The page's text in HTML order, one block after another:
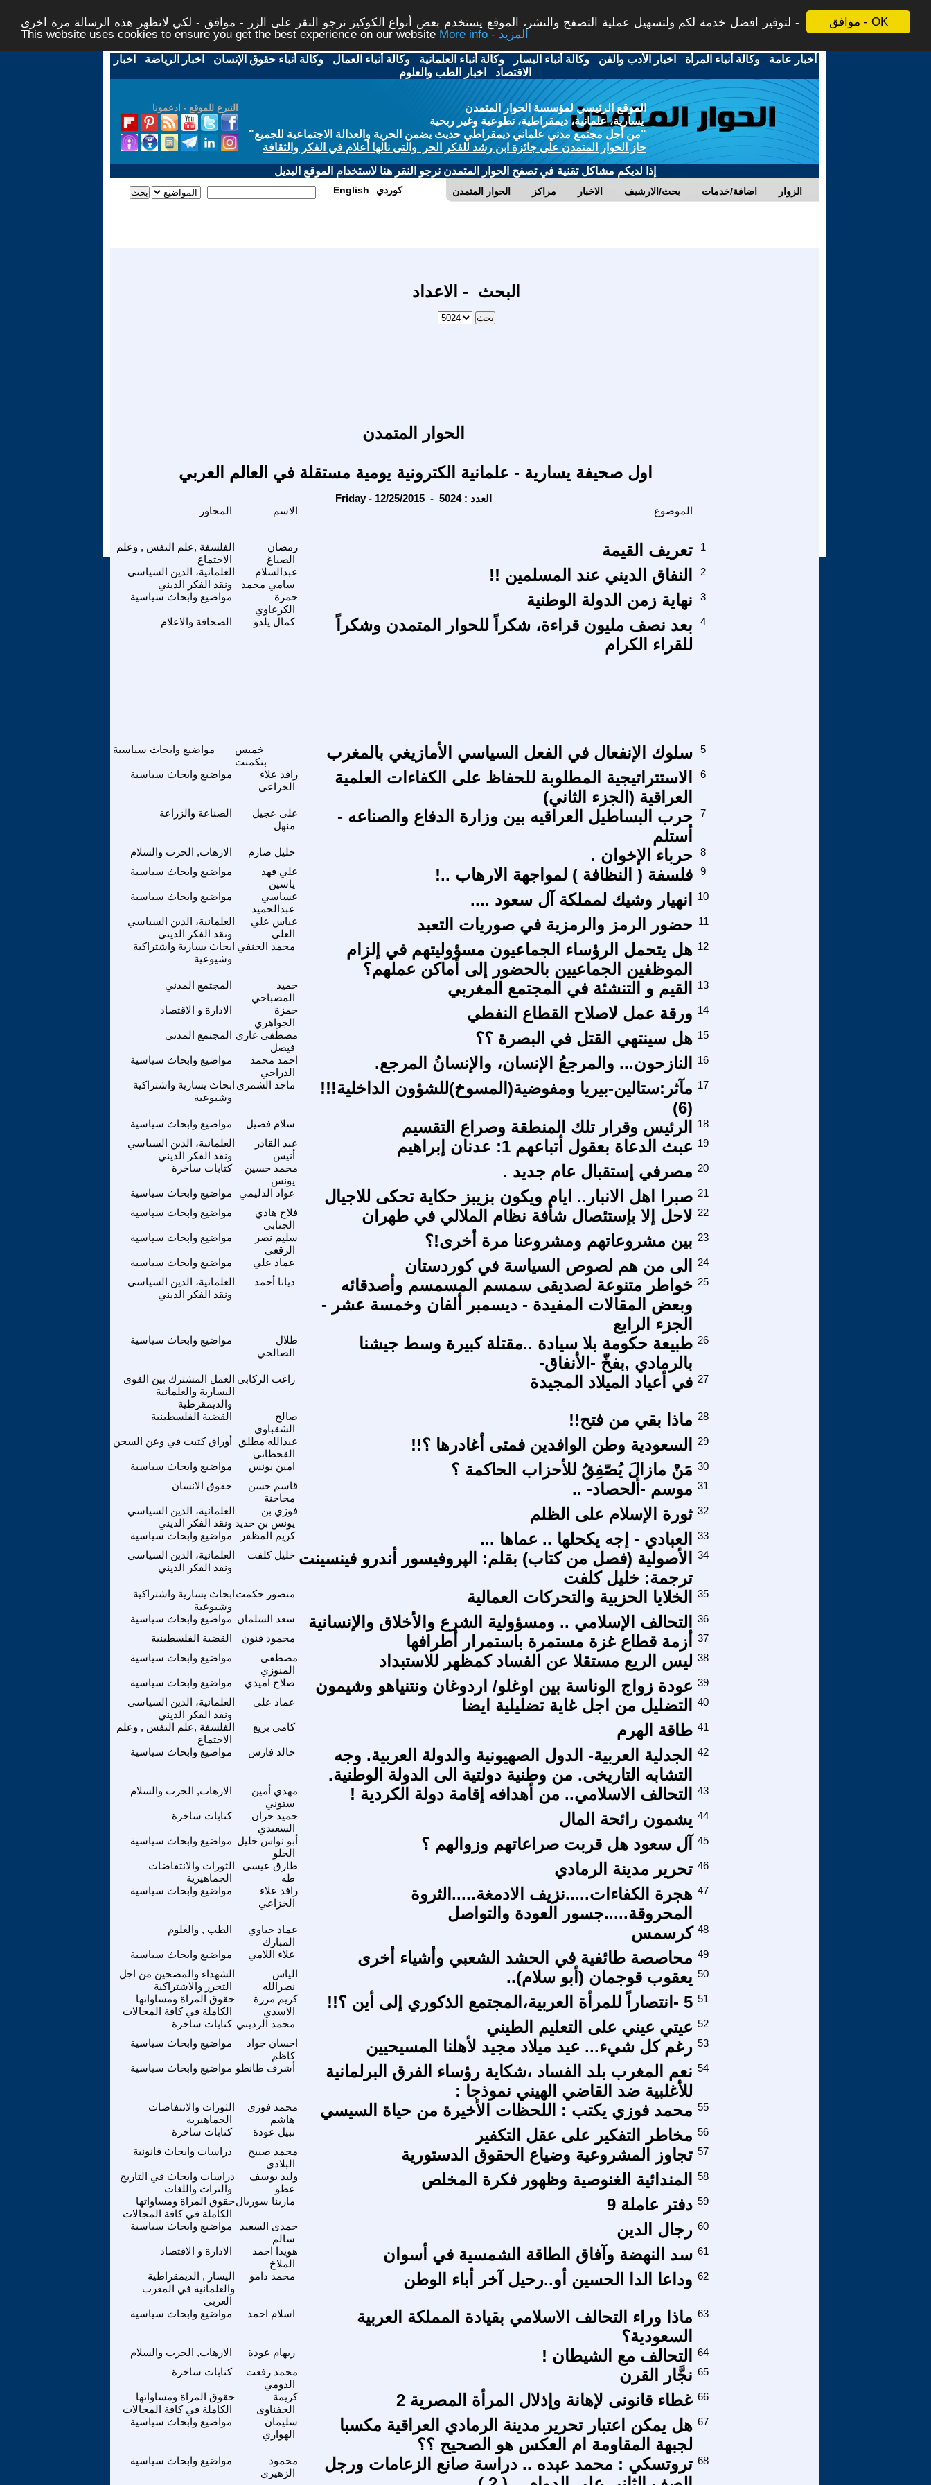
موافق - OK
لتوفير افضل خدمة لكم ولتسهيل عملية التصفح والنشر، الموقع يستخدم بعض أنواع الكوكيز نرجو النقر على الزر - موافق - لكي لاتظهر هذه الرسالة مرة اخرى -
This website uses cookies to ensure you get the best experience on our website
More info - المزيد
أخبار عامة -وكالة أنباء المرأة - اخبار الأدب والفن -وكالة أنباء اليسار -وكالة أنباء العلمانية -وكالة أنباء العمال -وكالة أنباء حقوق الإنسان - اخبار الرياضة - اخبار
الاقتصاد - اخبار الطب والعلوم
التبرع للموقع - ادعمونا
الموقع الرئيسي لمؤسسة الحوار المتمدن
يسارية، علمانية، ديمقراطية، تطوعية وغير ربحية
"من أجل مجتمع مدني علماني ديمقراطي حديث يضمن الحرية والعدالة الاجتماعية للجميع"
حاز الحوار المتمدن على جائزة ابن رشد للفكر الحر والتى نالها أعلام في الفكر والثقافة
إذا لديكم مشاكل تقنية في تصفح الحوار المتمدن نرجو النقر هنا لاستخدام الموقع البديل
الحوار المتمدن مراكز الاخبار بحث/الارشيف اضافة/خدمات الزوار English كوردي
البحث - الاعداد
الحوار المتمدن
اول صحيفة يسارية - علمانية الكترونية يومية مستقلة في العالم العربي
Friday - 12/25/2015 - العدد : 5024
الاسم الموضوع
الفلسفة ,علم النفس , وعلم
الاجتماع
رمضان
الصباغ
تعريف القيمة 1
العلمانية، الدين السياسي
ونقد الفكر الديني
عبدالسلام
سامي محمد
النفاق الديني عند المسلمين !! 2
مواضيع وابحاث سياسية
حمزة
الكرعاوي
نهاية زمن الدولة الوطنية 3
الصحافة والاعلام كمال يلدو
بعد نصف مليون قراءة، شكراً للحوار المتمدن وشكراً
للقراء الكرام
4
مواضيع وابحاث سياسية
خميس
بتكمنت
سلوك الإنفعال في الفعل السياسي الأمازيغي بالمغرب 5
مواضيع وابحاث سياسية
رافد علاء
الخزاعي
الاستتراتيجية المطلوبة للحفاظ على الكفاءات العلمية
العراقية (الجزء الثاني)
6
الصناعة والزراعة
على عجيل
منهل
حرب البساطيل العراقيه بين وزارة الدفاع والصناعه -
أستلم
7
الارهاب, الحرب والسلام خليل صارم حرباء الإخوان .
8
مواضيع وابحاث سياسية
علي فهد
ياسين
فلسفة ( النظافة ) لمواجهة الارهاب ..! 9
مواضيع وابحاث سياسية
عساسي
عبدالحميد
انهيار وشيك لمملكة آل سعود .... 10
العلمانية، الدين السياسي
ونقد الفكر الديني
عباس علي
العلي
حضور الرمز والرمزية في صوريات التعبد 11
ابحاث يسارية واشتراكية
وشيوعية
محمد الحنفي
هل يتحمل الرؤساء الجماعيون مسؤوليتهم في إلزام
الموظفين الجماعيين بالحضور إلى أماكن عملهم؟
12
المجتمع المدني
حميد
المصباحي
القيم و التنشئة في المجتمع المغربي 13
الادارة و الاقتصاد
حمزة
الجواهري
ورقة عمل لاصلاح القطاع النفطي 14
المجتمع المدني مصطفى غازي
فيصل
هل سينتهي القتل في البصرة ؟؟ 15
مواضيع وابحاث سياسية
احمد محمد
الدراجي
النازحون... والمرجعُ الإنسان، والإنسانُ المرجع. 16
ابحاث يسارية واشتراكية
وشيوعية
ماجد الشمري
مآثر:ستالين-بيريا ومفوضية(المسوخ)للشؤون الداخلية!!!
(6)
17
مواضيع وابحاث سياسية سلام فضيل الرئيس وقرار تلك المنطقة وصراع التقسيم
18
العلمانية، الدين السياسي
ونقد الفكر الديني
عبد القادر
أنيس
عبث الدعاة بعقول أتباعهم 1: عدنان إبراهيم 19
كتابات ساخرة
محمد حسين
يونس
مصرفي إستقبال عام جديد . 20
مواضيع وابحاث سياسية عواد الدليمي صبرا اهل الانبار.. ايام ويكون بزيبز حكاية تحكى للاجيال 21
مواضيع وابحاث سياسية
فلاح هادي
الجنابي
لاحل إلا بإستئصال شأفة نظام الملالي في طهران 22
مواضيع وابحاث سياسية
سليم نصر
الرقعي
بين مشروعاتهم ومشروعنا مرة أخرى!؟ 23
مواضيع وابحاث سياسية عماد علي الى من هم لصوص السياسة في كوردستان
24
العلمانية، الدين السياسي
ونقد الفكر الديني
ديانا أحمد
خواطر متنوعة لصديقى سمسم المسمسم وأصدقائه
وبعض المقالات المفيدة - ديسمبر ألفان وخمسة عشر -
الجزء الرابع
25
مواضيع وابحاث سياسية
طلال
الصالحي
طبيعة حكومة بلا سيادة ..مقتلة كبيرة وسط جيشنا
بالرمادي ,بفخّ -الأنفاق-
26
العمل المشترك بين القوى
اليسارية والعلمانية
والديمقرطية
راغب الركابي في أعياد الميلاد المجيدة 27
القضية الفلسطينية
صالح
الشقباوي
ماذا بقي من فتح!! 28
أوراق كتبت في وعن السجن
عبدالله مطلق
القحطاني
السعودية وطن الوافدين فمتى أغادرها ؟!! 29
مواضيع وابحاث سياسية امين يونس مَنْ مازالَ يُصّفِقُ للأحزاب الحاكمة ؟ 30
حقوق الانسان
قاسم حسن
محاجنة
موسم -ألحصاد- .. 31
العلمانية، الدين السياسي
ونقد الفكر الديني
فوزي بن
يونس بن حديد
ثورة الإسلام على الظلم 32
مواضيع وابحاث سياسية كريم المظفر العبادي - إجه يكحلها .. عماها ...
33
العلمانية، الدين السياسي
ونقد الفكر الديني
خليل كلفت الأصولية (فصل من كتاب) بقلم: الپروفيسور أندرو فينسينت
ترجمة: خليل كلفت
34
ابحاث يسارية واشتراكية
وشيوعية
منصور حكمت الخلايا الحزبية والتحركات العمالية 35
مواضيع وابحاث سياسية سعد السلمان التحالف الإسلامي .. ومسؤولية الشرع والأخلاق والإنسانية
36
القضية الفلسطينية
محمود فنون أزمة قطاع غزة مستمرة باستمرار أطرافها
37
مواضيع وابحاث سياسية
مصطفى
المنوزي
ليس الريع مستقلا عن الفساد كمظهر للاستبداد 38
مواضيع وابحاث سياسية صلاح اميدي عودة زواج الوناسة بين اوغلو/ اردوغان ونتنياهو وشيمون 39
العلمانية، الدين السياسي
ونقد الفكر الديني
عماد علي التضليل من اجل غاية تضليلية ايضا 40
الفلسفة ,علم النفس , وعلم
الاجتماع
كامي بزيع طاقة الهرم 41
مواضيع وابحاث سياسية خالد فارس
الجدلية العربية- الدول الصهيونية والدولة العربية. وجه
التشابه التاريخى. من وطنية دولتية الى الدولة الوطنية.
42
الارهاب, الحرب والسلام
مهدي أمين
ستوني
التحالف الاسلامي.. من أهدافه إقامة دولة الكردية ! 43
كتابات ساخرة
حميد حران
السعيدي
يشمون رائحة المال 44
مواضيع وابحاث سياسية أبو نواس خليل
الحلو
آل سعود هل قربت صراعاتهم وزوالهم ؟ 45
الثورات والانتفاضات
الجماهيرية
طارق عيسى
طه
تحرير مدينة الرمادي 46
مواضيع وابحاث سياسية
رافد علاء
الخزاعي
هجرة الكفاءات.....نزيف الادمغة.....الثروة
المحروقة.....جسور العودة والتواصل
47
الطب , والعلوم
عماد حياوي
المبارك
كرسمس 48
مواضيع وابحاث سياسية علاء اللامي محاصصة طائفية في الحشد الشعبي وأشياء أخرى 49
الشهداء والمضحين من اجل
التحرر والاشتراكية
الياس
نصرالله
يعقوب قوجمان (أبو سلام).. 50
حقوق المراة ومساواتها
الكاملة في كافة المجالات
كريم مرزة
الاسدي
5 -انتصاراً للمرأة العربية،المجتمع الذكوري إلى أين ؟!! 51
كتابات ساخرة محمد الرديني عيتي عيني على التعليم الطيني 52
مواضيع وابحاث سياسية
احسان جواد
كاظم
رغم كل شيء... عيد ميلاد مجيد لأهلنا المسيحيين 53
مواضيع وابحاث سياسية أشرف طانطو
نعم المغرب بلد الفساد ،شكاية رؤساء الفرق البرلمانية
للأغلبية ضد القاضي الهيني نموذجا :‏
54
الثورات والانتفاضات
الجماهيرية
محمد فوزي
هاشم
محمد فوزي يكتب : اللحظات الأخيرة من حياة السيسي 55
كتابات ساخرة نبيل عودة مخاطر التفكير على عقل التكفير 56
دراسات وابحاث قانونية
محمد صبيح
البلادي
تجاوز المشروعية وضياع الحقوق الدستورية 57
دراسات وابحاث في التاريخ
والتراث واللغات
وليد يوسف
عطو
المندائية الغنوصية وظهور فكرة المخلص 58
حقوق المراة ومساواتها
الكاملة في كافة المجالات
مارينا سوريال دفتر عاملة 9 59
مواضيع وابحاث سياسية
حمدى السعيد
سالم
رجال الدين 60
الادارة و الاقتصاد
هويدا احمد
الملاخ
سد النهضة وآفاق الطاقة الشمسية في أسوان 61
اليسار , الديمقراطية
والعلمانية في المغرب
العربي
محمد دامو وداعا الدا الحسين أو..رحيل آخر أباء الوطن 62
مواضيع وابحاث سياسية اسلام احمد
ماذا وراء التحالف الاسلامي بقيادة المملكة العربية
السعودية؟
63
الارهاب, الحرب والسلام ريهام عودة التحالف مع الشيطان !
64
كتابات ساخرة
محمد رفعت
الدومي
نجَّار القرن 65
حقوق المراة ومساواتها
الكاملة في كافة المجالات
كريمة
الحفناوى
غطاء قانونى لإهانة وإذلال المرأة المصرية 2 66
مواضيع وابحاث سياسية
سليمان
الهواري
هل يمكن اعتبار تحرير مدينة الرمادي العراقية مكسبا
لجبهة المقاومة ام العكس هو الصحيح ؟؟
67
مواضيع وابحاث سياسية
محمود
الزهيري
تروتسكي : محمد عبده .. دراسة صانع الزعامات ورجل 68